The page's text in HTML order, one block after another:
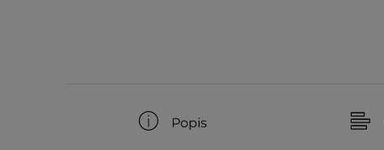
Popis